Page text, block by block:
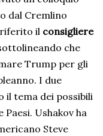
dal Cremlino
riferito il consigliere
che
Trump per gli
I due
tema dei possibili
Ushakov ha
Steve